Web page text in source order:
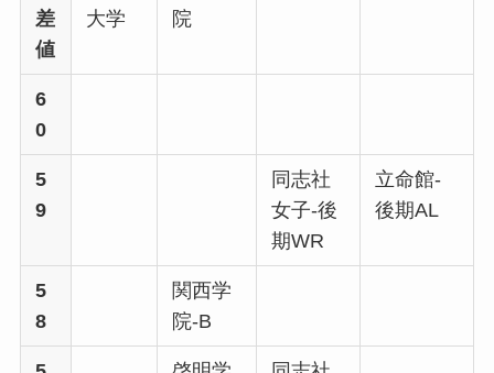
差
値
大学
院
6
0
5
9
同志社
女子-後
期WR
立命館-
後期AL
5
8
関西学
院-B